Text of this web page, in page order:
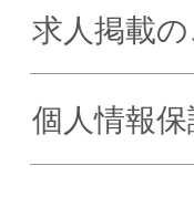
求人掲載
個人情報